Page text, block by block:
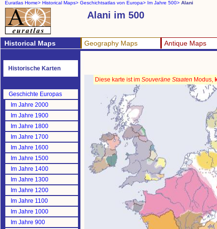
Euratlas Home> Historical Maps> Geschichtsatlas von Europa> Im Jahre 500> Alani
Alani im 500
Historical Maps Geography Maps Antique Maps
Historische Karten
Geschichte Europas
Im Jahre 2000
Im Jahre 1900
Im Jahre 1800
Im Jahre 1700
Im Jahre 1600
Im Jahre 1500
Im Jahre 1400
Im Jahre 1300
Im Jahre 1200
Im Jahre 1100
Im Jahre 1000
Im Jahre 900
Diese karte ist im Souveräne Staaten Modus,